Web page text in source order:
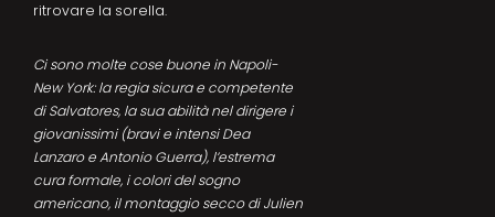
ritrovare la sorella.
Ci sono molte cose buone in Napoli-
New York: la regia sicura e competente
di Salvatores, la sua abilità nel dirigere i
giovanissimi (bravi e intensi Dea
Lanzaro e Antonio Guerra), l’estrema
cura formale, i colori del sogno
americano, il montaggio secco di Julien